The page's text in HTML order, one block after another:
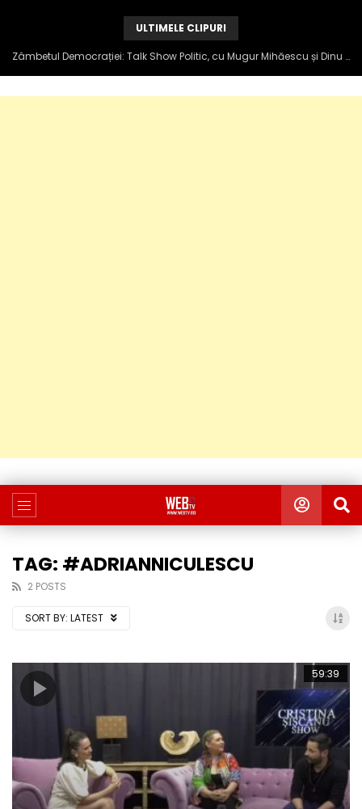
ULTIMELE CLIPURI
Zâmbetul Democrației: Talk Show Politic, cu Mugur Mihăescu și Dinu Popescu
TAG: #ADRIANNICULESCU
2 POSTS
SORT BY: LATEST
59:39